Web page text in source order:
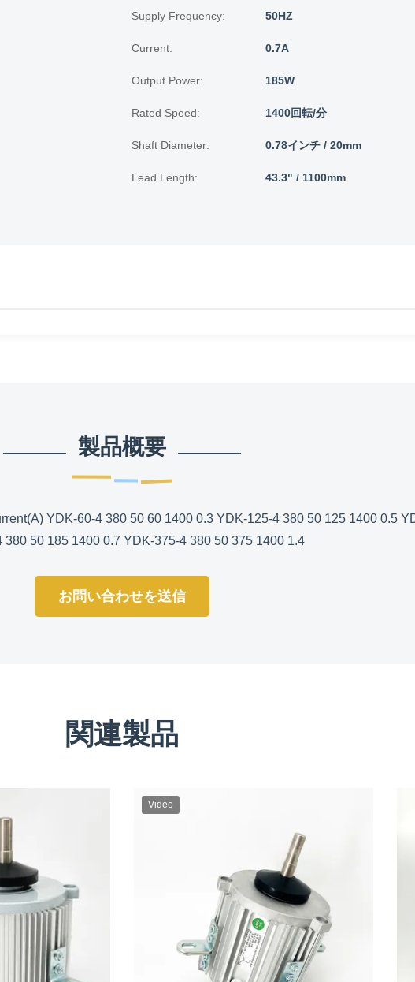
Supply Frequency: 50HZ
Current: 0.7A
Output Power: 185W
Rated Speed: 1400回転/分
Shaft Diameter: 0.78インチ / 20mm
Lead Length: 43.3" / 1100mm
製品概要
YDK-60-4 380 50 60 1400 0.3 YDK-125-4 380 50 125 1400 0.5
380 50 185 1400 0.7 YDK-375-4 380 50 375 1400 1.4
お問い合わせを送信
関連製品
Video